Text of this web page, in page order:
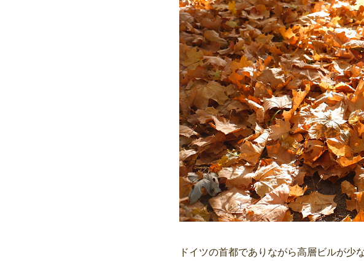
ドイツの首都でありながら高層ビルが少